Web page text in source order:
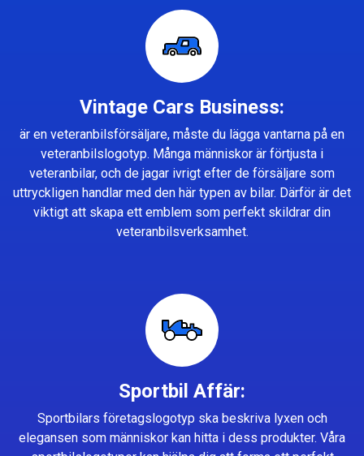
Vintage Cars Business:
är en veteranbilsförsäljare, måste du lägga vantarna på en
veteranbilslogotyp. Många människor är förtjusta i
veteranbilar, och de jagar ivrigt efter de försäljare som
uttryckligen handlar med den här typen av bilar. Därför är det
viktigt att skapa ett emblem som perfekt skildrar din
veteranbilsverksamhet.
Sportbil Affär:
Sportbilars företagslogotyp ska beskriva lyxen och
elegansen som människor kan hitta i dess produkter. Våra